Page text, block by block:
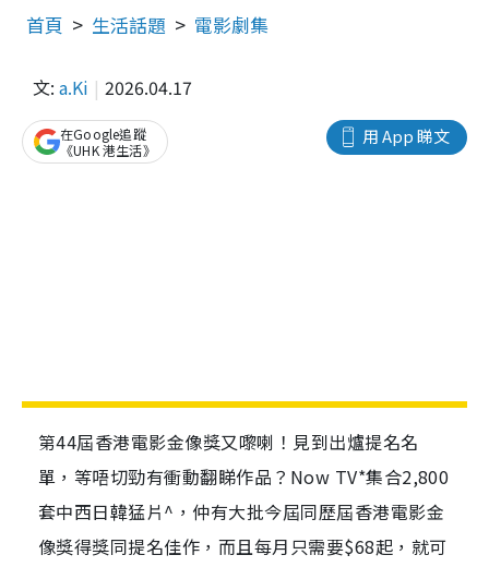
首頁 生活話題 電影劇集
文: a.Ki 2026.04.17
用 App 睇文
在Google追蹤
《UHK 港生活》
第44屆香港電影金像獎又嚟喇！見到出爐提名名
單，等唔切勁有衝動翻睇作品？Now TV*集合2,800
套中西日韓猛片^，仲有大批今屆同歷屆香港電影金
像獎得獎同提名佳作，而且每月只需要$68起，就可